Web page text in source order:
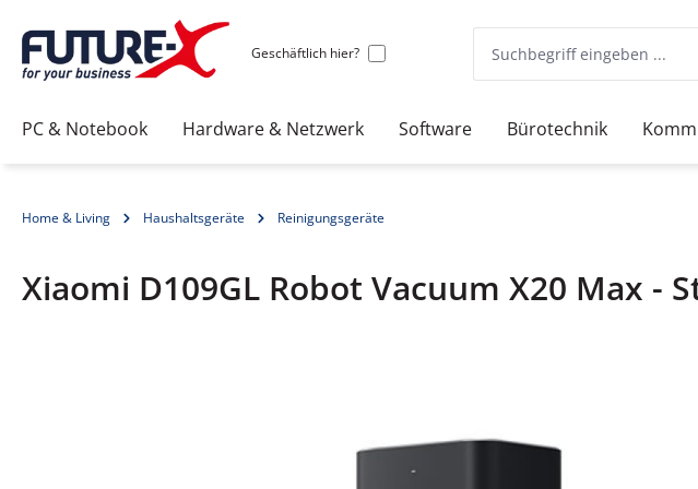
Geschäftlich hier?
PC & Notebook Hardware & Netzwerk Software Bürotechnik
Home & Living Haushaltsgeräte Reinigungsgeräte
Xiaomi D109GL Robot Vacuum X20 Max -